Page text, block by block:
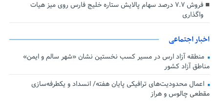
فروش ۷.۷ درصد سهام پالایش ستاره خلیج فارس روی میز هیات
واگذاری
اخبار اجتماعی
منطقه آزاد ارس در مسیر کسب نخستین نشان «شهر سالم و ایمن»
مناطق آزاد کشور
اعمال محدودیت‌های ترافیکی پایان هفته/ انسداد و یکطرفه‌سازی
مقطعی چالوس و هراز